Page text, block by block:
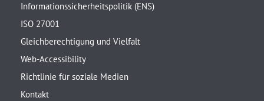
Informationssicherheitspolitik (ENS)
ISO 27001
Gleichberechtigung und Vielfalt
Web-Accessibility
Richtlinie für soziale Medien
Kontakt